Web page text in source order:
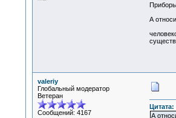
А
valeriy
Глобальный модератор
Ветеран
Сообщений: 4167
А